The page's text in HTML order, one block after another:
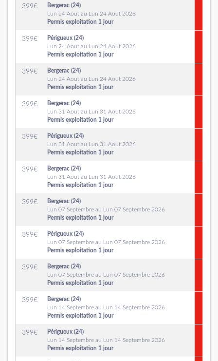
399€
Bergerac (24)
Lun 24 Aout au Lun 24 Aout 2026
Permis exploitation 1 jour
399€
Périgueux (24)
Lun 24 Aout au Lun 24 Aout 2026
Permis exploitation 1 jour
399€
Bergerac (24)
Lun 24 Aout au Lun 24 Aout 2026
Permis exploitation 1 jour
399€
Bergerac (24)
Lun 31 Aout au Lun 31 Aout 2026
Permis exploitation 1 jour
399€
Périgueux (24)
Lun 31 Aout au Lun 31 Aout 2026
Permis exploitation 1 jour
399€
Bergerac (24)
Lun 31 Aout au Lun 31 Aout 2026
Permis exploitation 1 jour
399€
Bergerac (24)
Lun 07 Septembre au Lun 07 Septembre 2026
Permis exploitation 1 jour
399€
Périgueux (24)
Lun 07 Septembre au Lun 07 Septembre 2026
Permis exploitation 1 jour
399€
Bergerac (24)
Lun 07 Septembre au Lun 07 Septembre 2026
Permis exploitation 1 jour
399€
Bergerac (24)
Lun 14 Septembre au Lun 14 Septembre 2026
Permis exploitation 1 jour
399€
Périgueux (24)
Lun 14 Septembre au Lun 14 Septembre 2026
Permis exploitation 1 jour